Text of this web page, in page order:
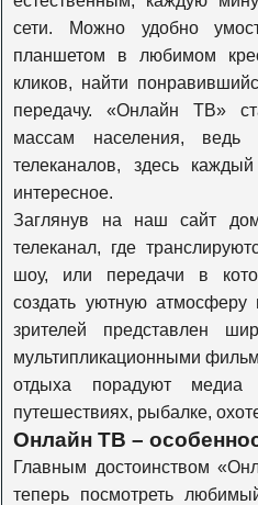
Viasat Explore
Viasat Nature
Viasat History
Travel+adventure
Travel Channel
History
сети. Можно удобно
планшетом в любимом
кликов, найти
передачу. «Онлайн ТВ»
массам населения, ведь
телеканалов, здесь
интересное.
Заглянув на наш сайт
телеканал, где
шоу, или передачи в
создать уютную
зрителей представлен
мультипликационными
отдыха порадуют
путешествиях, рыбалке,
Онлайн ТВ –
Главным достоинством
теперь посмотреть